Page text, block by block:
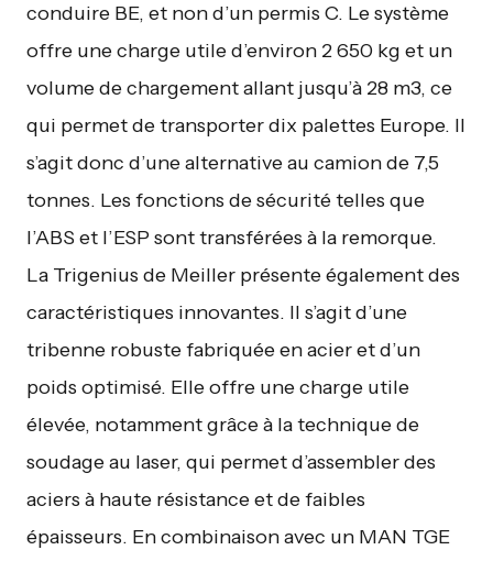
conduire BE, et non d’un permis C. Le système
offre une charge utile d’environ 2 650 kg et un
volume de chargement allant jusqu’à 28 m3, ce
qui permet de transporter dix palettes Europe. Il
s’agit donc d’une alternative au camion de 7,5
tonnes. Les fonctions de sécurité telles que
l’ABS et l’ESP sont transférées à la remorque.
La Trigenius de Meiller présente également des
caractéristiques innovantes. Il s’agit d’une
tribenne robuste fabriquée en acier et d’un
poids optimisé. Elle offre une charge utile
élevée, notamment grâce à la technique de
soudage au laser, qui permet d’assembler des
aciers à haute résistance et de faibles
épaisseurs. En combinaison avec un MAN TGE